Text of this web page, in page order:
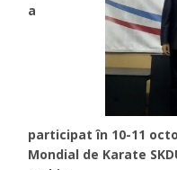
a
participat în 10-11
Mondial de Karate